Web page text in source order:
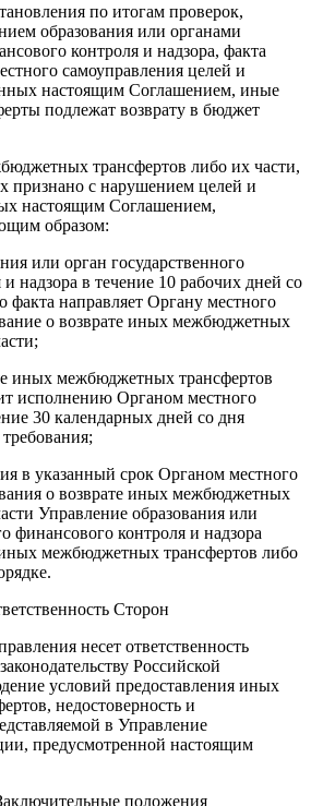
по итогам проверок,
образования или органами
контроля и надзора, факта
самоуправления целей и
настоящим Соглашением, иные
подлежат возврату в бюджет
трансфертов либо их части,
признано с нарушением целей и
настоящим Соглашением,
образом:
или орган государственного
надзора в течение 10 рабочих дней со
факта направляет Органу местного
о возврате иных межбюджетных
иных межбюджетных трансфертов
исполнению Органом местного
30 календарных дней со дня
в указанный срок Органом местного
о возврате иных межбюджетных
Управление образования или
финансового контроля и надзора
иных межбюджетных трансфертов либо
Сторон
несет ответственность
Российской
условий предоставления иных
недостоверность и
в Управление
предусмотренной настоящим
положения